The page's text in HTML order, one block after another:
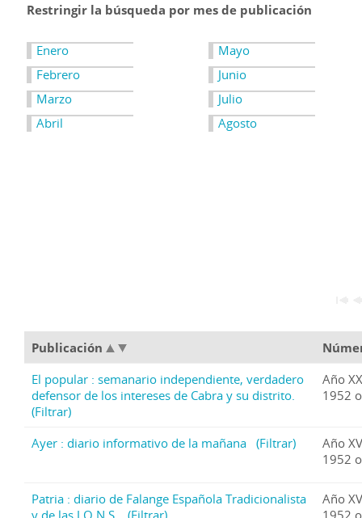
Restringir la búsqueda por mes de publicación
Enero
Febrero
Marzo
Abril
Mayo
Junio
Julio
Agosto
Publicación
El popular : semanario independiente, verdadero
defensor de los intereses de Cabra y su distrito.
(Filtrar)
Año
1952
Ayer : diario informativo de la mañana (Filtrar)
Año
1952
Patria : diario de Falange Española Tradicionalista
Año